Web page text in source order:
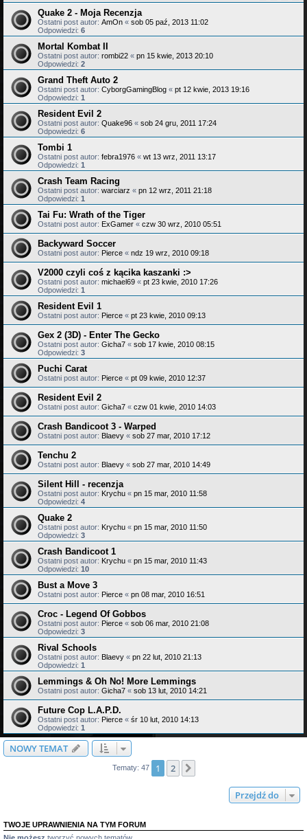
Quake 2 - Moja Recenzja
Ostatni post autor: AmOn « sob 05 paź, 2013 11:02
Odpowiedzi: 6
Mortal Kombat II
Ostatni post autor: rombi22 « pn 15 kwie, 2013 20:10
Odpowiedzi: 2
Grand Theft Auto 2
Ostatni post autor: CyborgGamingBlog « pt 12 kwie, 2013 19:16
Odpowiedzi: 1
Resident Evil 2
Ostatni post autor: Quake96 « sob 24 gru, 2011 17:24
Odpowiedzi: 6
Tombi 1
Ostatni post autor: febra1976 « wt 13 wrz, 2011 13:17
Odpowiedzi: 1
Crash Team Racing
Ostatni post autor: warciarz « pn 12 wrz, 2011 21:18
Odpowiedzi: 1
Tai Fu: Wrath of the Tiger
Ostatni post autor: ExGamer « czw 30 wrz, 2010 05:51
Backyward Soccer
Ostatni post autor: Pierce « ndz 19 wrz, 2010 09:18
V2000 czyli coś z kącika kaszanki :>
Ostatni post autor: michael69 « pt 23 kwie, 2010 17:26
Odpowiedzi: 1
Resident Evil 1
Ostatni post autor: Pierce « pt 23 kwie, 2010 09:13
Gex 2 (3D) - Enter The Gecko
Ostatni post autor: Gicha7 « sob 17 kwie, 2010 08:15
Odpowiedzi: 3
Puchi Carat
Ostatni post autor: Pierce « pt 09 kwie, 2010 12:37
Resident Evil 2
Ostatni post autor: Gicha7 « czw 01 kwie, 2010 14:03
Crash Bandicoot 3 - Warped
Ostatni post autor: Blaevy « sob 27 mar, 2010 17:12
Tenchu 2
Ostatni post autor: Blaevy « sob 27 mar, 2010 14:49
Silent Hill - recenzja
Ostatni post autor: Krychu « pn 15 mar, 2010 11:58
Odpowiedzi: 4
Quake 2
Ostatni post autor: Krychu « pn 15 mar, 2010 11:50
Odpowiedzi: 3
Crash Bandicoot 1
Ostatni post autor: Krychu « pn 15 mar, 2010 11:43
Odpowiedzi: 10
Bust a Move 3
Ostatni post autor: Pierce « pn 08 mar, 2010 16:51
Croc - Legend Of Gobbos
Ostatni post autor: Pierce « sob 06 mar, 2010 21:08
Odpowiedzi: 3
Rival Schools
Ostatni post autor: Blaevy « pn 22 lut, 2010 21:13
Odpowiedzi: 1
Lemmings & Oh No! More Lemmings
Ostatni post autor: Gicha7 « sob 13 lut, 2010 14:21
Future Cop L.A.P.D.
Ostatni post autor: Pierce « śr 10 lut, 2010 14:13
Odpowiedzi: 1
NOWY TEMAT
Tematy: 47 1 2
Przejdź do
TWOJE UPRAWNIENIA NA TYM FORUM